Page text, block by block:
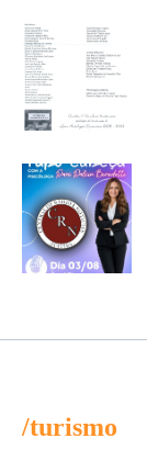
/turismo